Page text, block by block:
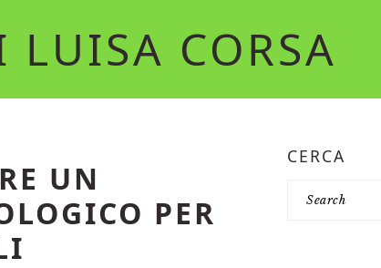
LUISA CORSA
UN
PER
PRIMARY
SIDEBAR
CERCA